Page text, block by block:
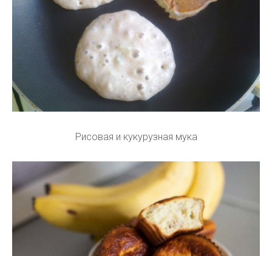
Рисовая и кукурузная мука